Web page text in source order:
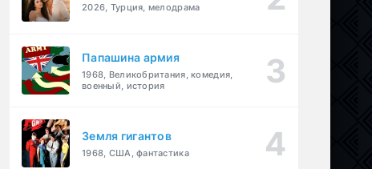
2026, Турция, мелодрама
Папашина армия
1968, Великобритания, комедия,
военный, история
Земля гигантов
1968, США, фантастика